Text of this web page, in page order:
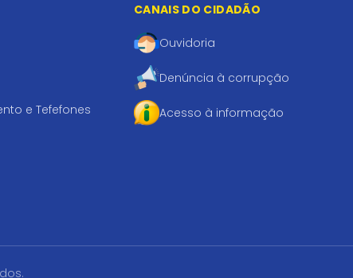
e Tefefones
CANAIS DO CIDADÃO
Ouvidoria
Denúncia à corrupção
Acesso à informação